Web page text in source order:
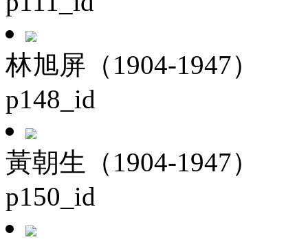
林旭屏（1904-1947）
p148_id
黃朝生（1904-1947）
p150_id